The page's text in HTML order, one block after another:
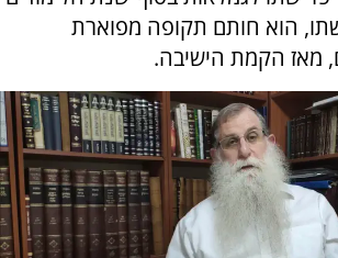
הוא חותם תקופה מפוארת